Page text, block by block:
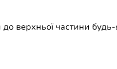
до верхньої частини